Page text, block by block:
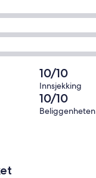
10/10
Innsjekking
10/10
Beliggenheten